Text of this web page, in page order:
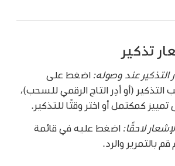
تذكير
التذكير عند وصوله:اضغط على
التذكير (أو أدِر التاج الرقمي للسحب)،
كمكتمل أو اختر وقتًا للتذكير.
لاحقًا:اضغط عليه في قائمة
بالتمرير والرد.